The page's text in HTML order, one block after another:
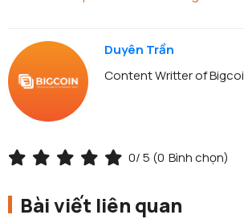
Duyên Trần
Content Writter of
0/ 5 (0 Bình chọn)
Bài viết liên quan